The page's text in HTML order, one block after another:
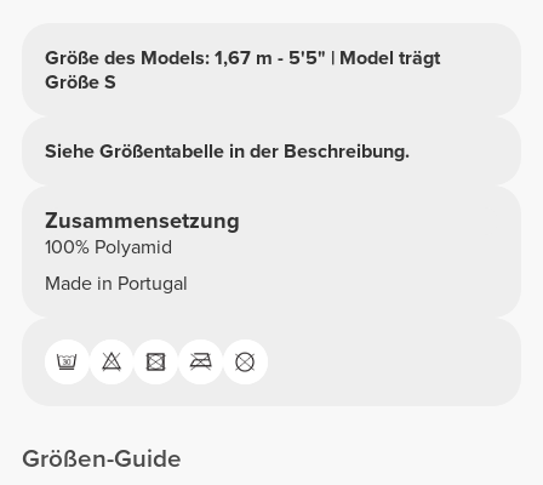
Größe des Models: 1,67 m - 5'5" | Model trägt
Größe S
Siehe Größentabelle in der Beschreibung.
Zusammensetzung
100% Polyamid
Made in Portugal
Größen-Guide